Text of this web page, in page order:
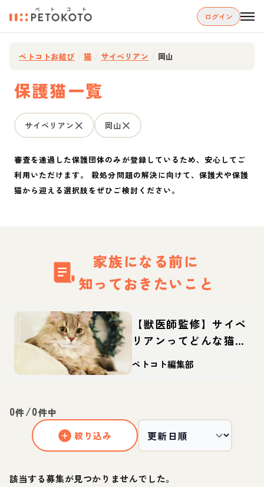
ログイン
ペトコトお結び 猫 サイベリアン 岡山
保護猫一覧
サイベリアン 岡山
審査を通過した保護団体のみが登録しているため、安心してご
利用いただけます。 殺処分問題の解決に向けて、保護犬や保護
猫から迎える選択肢をぜひご検討ください。
家族になる前に
知っておきたいこと
【獣医師監修】サイベ
リアンってどんな猫？
性格・体重・寿命の特
徴・迎え方
ペトコト編集部
0件/0件中
絞り込み
該当する募集が見つかりませんでした。